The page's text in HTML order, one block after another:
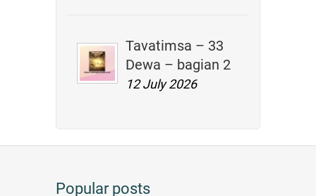
Tavatimsa – 33
Dewa – bagian 2
12 July 2026
Popular posts